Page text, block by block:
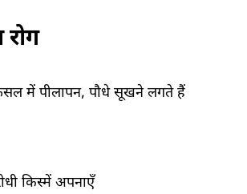
में पीलापन, पौधे सूखने लगते हैं
किस्में अपनाएँ